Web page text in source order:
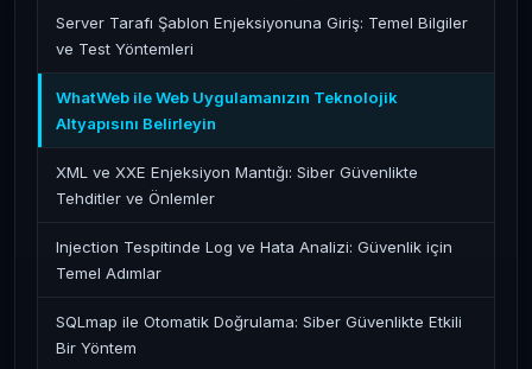
Server Tarafı Şablon Enjeksiyonuna Giriş: Temel Bilgiler
ve Test Yöntemleri
WhatWeb ile Web Uygulamanızın Teknolojik
Altyapısını Belirleyin
XML ve XXE Enjeksiyon Mantığı: Siber Güvenlikte
Tehditler ve Önlemler
Injection Tespitinde Log ve Hata Analizi: Güvenlik için
Temel Adımlar
SQLmap ile Otomatik Doğrulama: Siber Güvenlikte Etkili
Bir Yöntem